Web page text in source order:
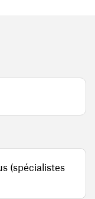
(spécialistes